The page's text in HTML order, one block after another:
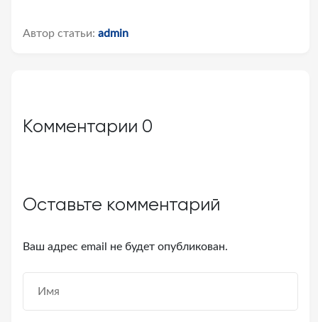
Автор статьи: admin
Комментарии 0
Оставьте комментарий
Ваш адрес email не будет опубликован.